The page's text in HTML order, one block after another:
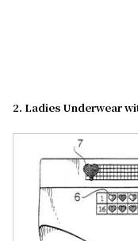
2. Ladies Underwear